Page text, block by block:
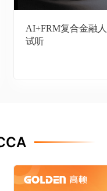
AI+FRM复合金融
试听